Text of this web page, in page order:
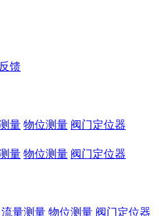
馈
量 物位测量 阀门定位器
量 物位测量 阀门定位器
流量测量 物位测量 阀门定位器